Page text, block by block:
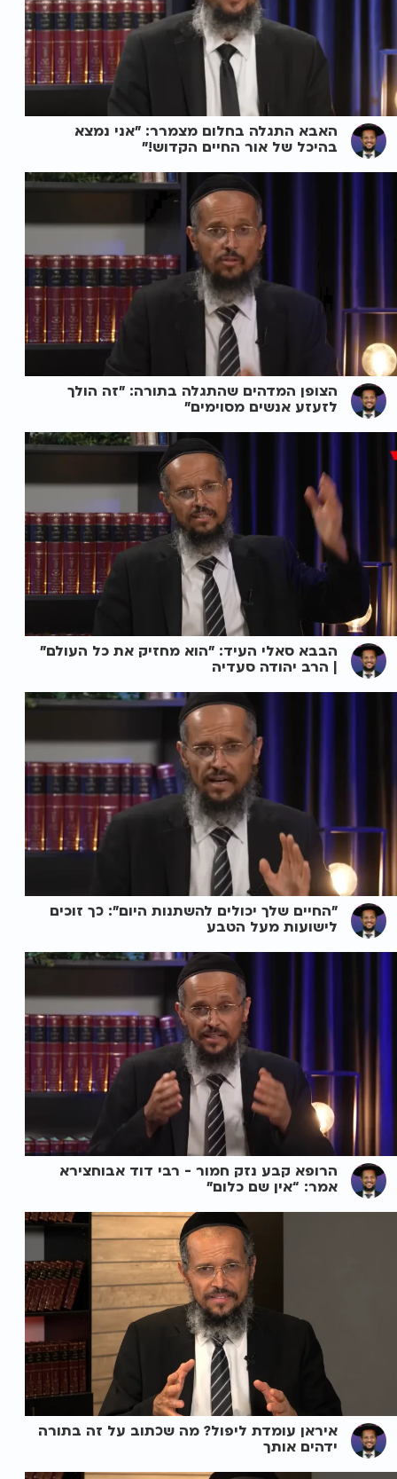
האבא התגלה בחלום מצמרר: "אני נמצא
בהיכל של אור החיים הקדוש!"
הצופן המדהים שהתגלה בתורה: "זה הולך
לזעזע אנשים מסוימים"
הבבא סאלי העיד: "הוא מחזיק את כל העולם"
| הרב יהודה סעדיה
"החיים שלך יכולים להשתנות היום": כך זוכים
לישועות מעל הטבע
הרופא קבע נזק חמור - רבי דוד אבוחצירא
אמר: “אין שם כלום”
איראן עומדת ליפול? מה שכתוב על זה בתורה
ידהים אותך